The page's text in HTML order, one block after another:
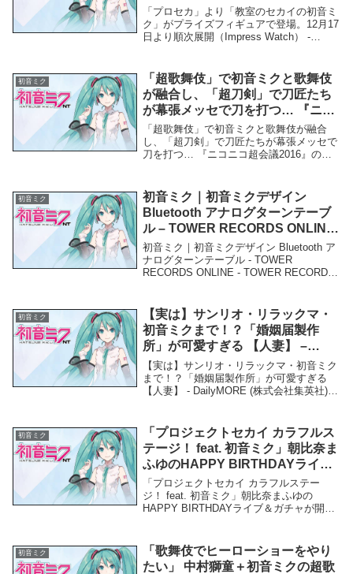
（Impress Watch） – Yahoo!ニュ
ース – Yahoo!ニュース
「プロセカ」より「教室のセカイの初音ミ
ク」がプライズフィギュアで登場。12月17
日より順次展開（Impress Watch） -
カイの初音ミク」が...
初音ミク
「超歌舞伎」で初音ミクと歌舞伎
が融合し、「超刀剣」で刀匠たち
が幕張メッセで刀を打つ… 『ニコ
ニコ超会議2016』の他では見られ
ない企画の数々を写真で振り返る
– ニコニコニュース
「超歌舞伎」で初音ミクと歌舞伎が融合
し、「超刀剣」で刀匠たちが幕張メッセで
刀を打つ… 『ニコニコ超会議2016』の他
品「超歌舞伎」で初音ミクと歌舞伎が融合
し、「...
初音ミク
初音ミク｜初音ミクデザイン
Bluetooth アナログターンテーブ
ル – TOWER RECORDS ONLINE
– TOWER RECORDS ONLINE
初音ミク｜初音ミクデザイン Bluetooth ア
ナログターンテーブル - TOWER
RECORDS ONLINE - TOWER RECORDS
初音ミク
【実は】サンリオ・リラックマ・
初音ミクまで！？「婚姻届製作
所」が可愛すぎる 【人妻】 –
DailyMORE (株式会社集英社)
【実は】サンリオ・リラックマ・初音ミク
まで！？「婚姻届製作所」が可愛すぎる
【人妻】 - DailyMORE (株式会社集英社)
作所」が可愛すぎる 【人妻】 - D...
初音ミク
「プロジェクトセカイ カラフルス
テージ！ feat. 初音ミク」朝比奈ま
ふゆのHAPPY BIRTHDAYライブ
＆ガチャが開催！｜ゲーム情報サ
イト Gamer – Gamer
「プロジェクトセカイ カラフルステー
ジ！ feat. 初音ミク」朝比奈まふゆの
HAPPY BIRTHDAYライブ＆ガチャが開
トセカイ カラフルステージ！ fe...
初音ミク
「歌舞伎でヒーローショーをやり
たい」 中村獅童＋初音ミクの超歌